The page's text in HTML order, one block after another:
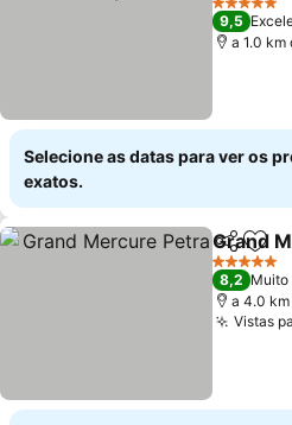
5 Estrelas
9,5
a 1.0 km
Selecione as datas para ver os
exatos.
Partilhar
Grand
5 Estrelas
8,2 Muito
a 4.0
Vistas